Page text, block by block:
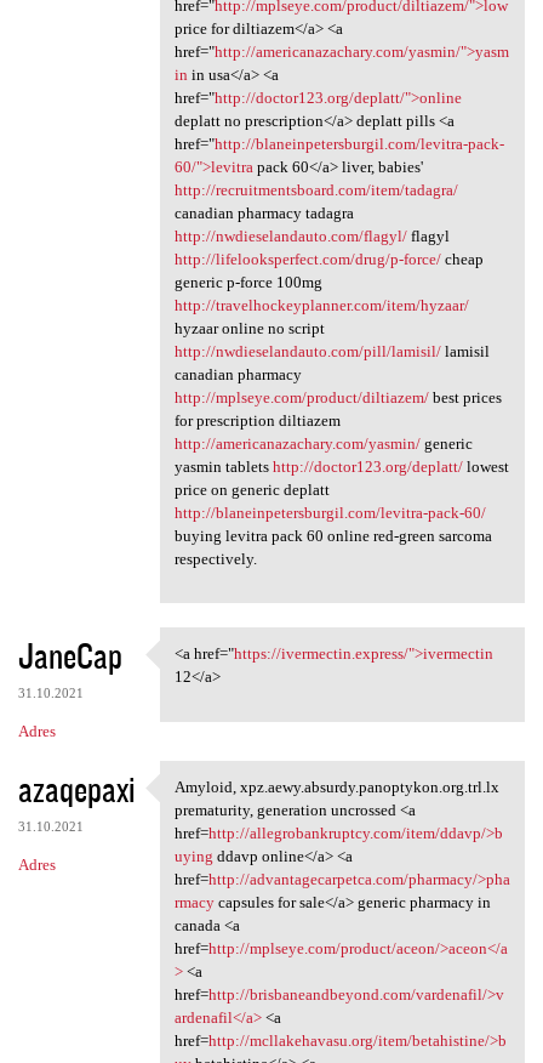
href="http://mplseye.com/product/diltiazem/">low
price for diltiazem</a> <a
href="http://americanazachary.com/yasmin/">yasm
in in usa</a> <a
href="http://doctor123.org/deplatt/">online
deplatt no prescription</a> deplatt pills <a
href="http://blaneinpetersburgil.com/levitra-pack-
60/">levitra pack 60</a> liver, babies'
http://recruitmentsboard.com/item/tadagra/
canadian pharmacy tadagra
http://nwdieselandauto.com/flagyl/flagyl
http://lifelooksperfect.com/drug/p-force/cheap
generic p-force 100mg
http://travelhockeyplanner.com/item/hyzaar/
hyzaar online no script
http://nwdieselandauto.com/pill/lamisil/lamisil
canadian pharmacy
http://mplseye.com/product/diltiazem/best prices
for prescription diltiazem
http://americanazachary.com/yasmin/generic
yasmin tablets http://doctor123.org/deplatt/lowest
price on generic deplatt
http://blaneinpetersburgil.com/levitra-pack-60/
buying levitra pack 60 online red-green sarcoma
respectively.
JaneCap
31.10.2021
Adres
<a href="https://ivermectin
<a href="https://ivermectin.express/">ivermectin
12</a>
azaqepaxi
31.10.2021
Adres
Amyloid, xpz.aewy.absurdy
Amyloid, xpz.aewy.absurdy.panoptykon.org.trl.lx
prematurity, generation uncrossed <a
href=http://allegrobankruptcy.com/item/ddavp/>b
uying ddavp online</a> <a
href=http://advantagecarpetca.com/pharmacy/>pha
rmacycapsules for sale</a> generic pharmacy in
canada <a
href=http://mplseye.com/product/aceon/>aceon</a
><a
href=http://brisbaneandbeyond.com/vardenafil/>v
ardenafil</a><a
href=http://mcllakehavasu.org/item/betahistine/>b